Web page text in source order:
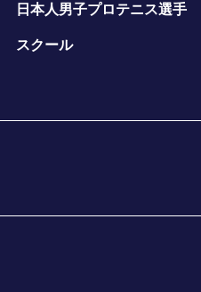
日本人男子プロテニス選手
スクール